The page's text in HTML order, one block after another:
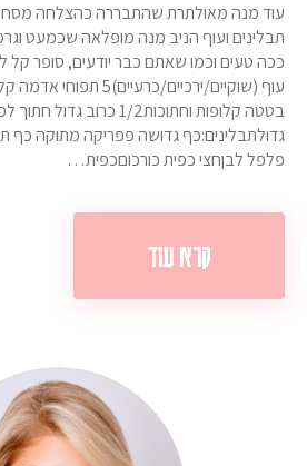
עוד מנה מאולתרת שהתבררה כהצלחה
תבלינים ועוף הניב מנה מופלאה שכמעט
בטטה קלופות וחתוכות1/2
גדולתבלינים:כף גדושה פפריקה מתוקה כף
פלפל לבןחצי כפית כורכוםכפית…
קרא עוד